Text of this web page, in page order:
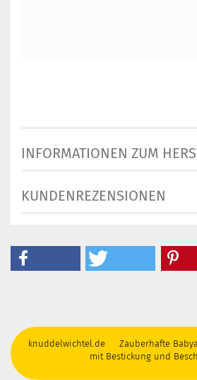
INFORMATIONEN ZUM
KUNDENREZENSIONEN
knuddelwichtel.de Zauberhafte
mit Bestickung und